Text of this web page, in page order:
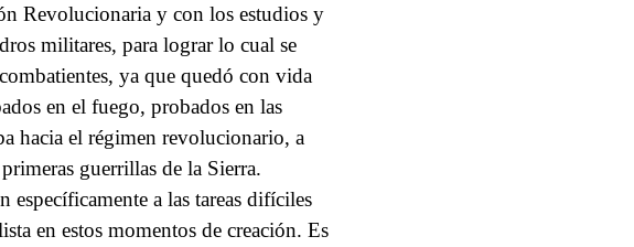
Revolucionaria y con los estudios y
militares, para lograr lo cual se
ya que quedó con vida
en el fuego, probados en las
hacia el régimen revolucionario, a
guerrillas de la Sierra.
a las tareas difíciles
en estos momentos de creación. Es